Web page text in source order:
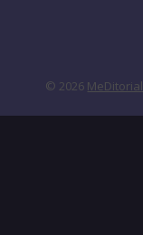
© 2026 MeDitorial